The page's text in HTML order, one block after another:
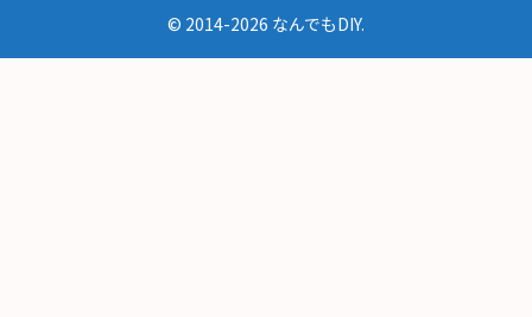
© 2014-2026 なんでもDIY.